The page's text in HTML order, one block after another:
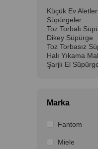
Küçük Ev Aletleri
Süpürgeler
Toz Torbalı
Dikey Süpürge
Toz Torbasız
Halı Yıkama
Şarjlı El
Marka
Fantom
Miele